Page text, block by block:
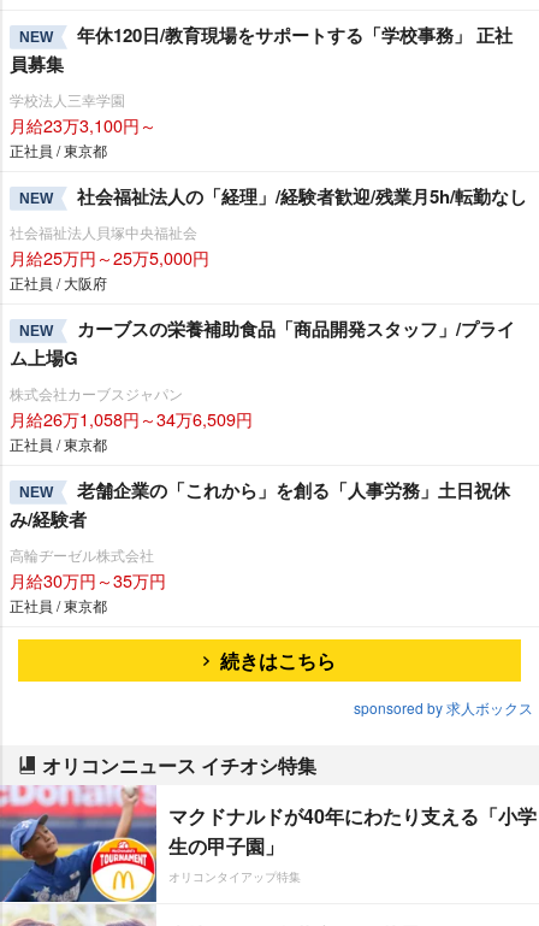
NEW
年休120日/教育現場をサポートする「学校事務」 正社
員募集
学校法人三幸学園
月給23万3,100円～
正社員 / 東京都
NEW 社会福祉法人の「経理」/経験者歓迎/残業月5h/転勤なし
社会福祉法人貝塚中央福祉会
月給25万円～25万5,000円
正社員 / 大阪府
NEW
カーブスの栄養補助食品「商品開発スタッフ」/プライ
ム上場G
株式会社カーブスジャパン
月給26万1,058円～34万6,509円
正社員 / 東京都
NEW
老舗企業の「これから」を創る「人事労務」土日祝休
み/経験者
高輪ヂーゼル株式会社
月給30万円～35万円
正社員 / 東京都
続きはこちら
sponsored by 求人ボックス
オリコンニュース イチオシ特集
マクドナルドが40年にわたり支える「小学
生の甲子園」
オリコンタイアップ特集